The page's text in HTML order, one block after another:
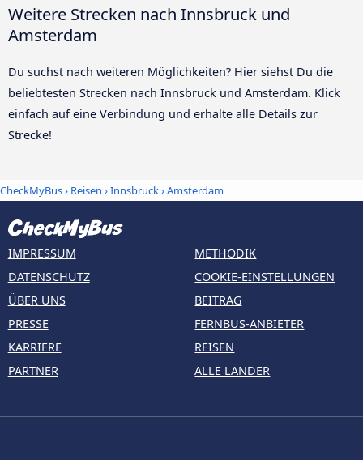
Weitere Strecken nach Innsbruck und
Amsterdam
Du suchst nach weiteren Möglichkeiten? Hier siehst Du die
beliebtesten Strecken nach Innsbruck und Amsterdam. Klick
einfach auf eine Verbindung und erhalte alle Details zur
Strecke!
CheckMyBus› Reisen ›Innsbruck›Amsterdam
IMPRESSUM
DATENSCHUTZ
ÜBER UNS
PRESSE
KARRIERE
PARTNER
METHODIK
COOKIE-EINSTELLUNGEN
BEITRAG
FERNBUS-ANBIETER
REISEN
ALLE LÄNDER